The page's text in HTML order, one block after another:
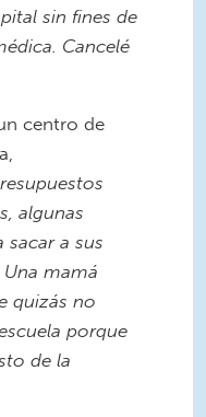
sin fines de
Cancelé
centro de
algunas
sacar a sus
mamá
quizás no
porque
de la